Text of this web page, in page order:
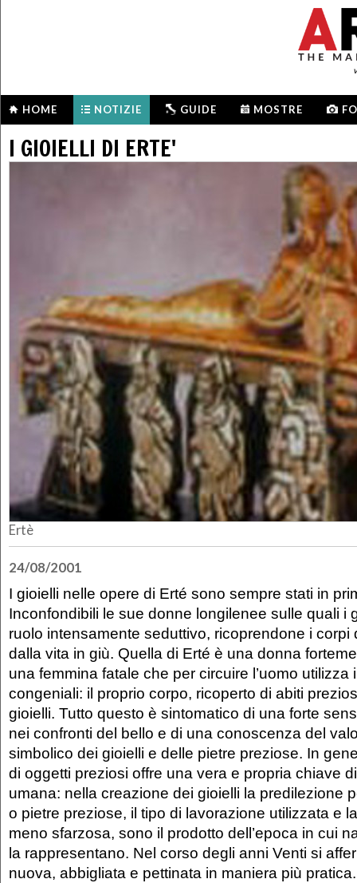
HOME NOTIZIE GUIDE MOSTRE
I GIOIELLI DI ERTE'
Ertè
24/08/2001
I gioielli nelle opere di Erté sono sempre stati in
Inconfondibili le sue donne longilenee sulle quali i
ruolo intensamente seduttivo, ricoprendone i corpi
dalla vita in giù. Quella di Erté è una donna
una femmina fatale che per circuire l’uomo utilizza
congeniali: il proprio corpo, ricoperto di abiti
gioielli. Tutto questo è sintomatico di una forte
nei confronti del bello e di una conoscenza del
simbolico dei gioielli e delle pietre preziose. In
di oggetti preziosi offre una vera e propria chiave
umana: nella creazione dei gioielli la predilezione
o pietre preziose, il tipo di lavorazione utilizzata e
meno sfarzosa, sono il prodotto dell’epoca in cui
la rappresentano. Nel corso degli anni Venti si
nuova, abbigliata e pettinata in maniera più